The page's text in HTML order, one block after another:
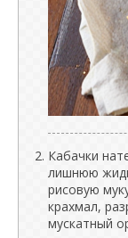
Кабачки
лишнюю
рисовую
крахмал,
мускатный